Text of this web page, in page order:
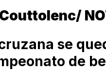
se
de